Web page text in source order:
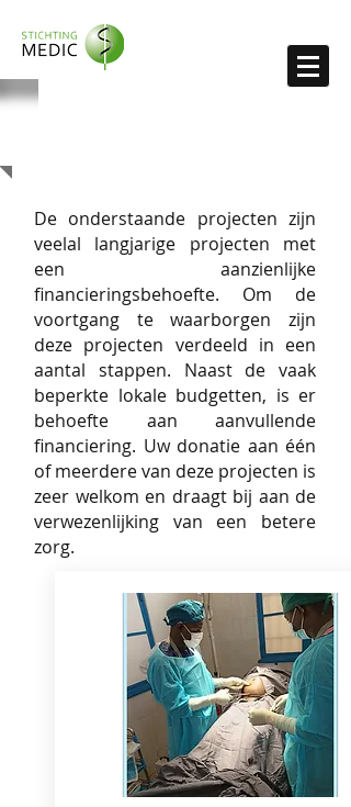
De onderstaande projecten zijn
veelal langjarige projecten met
een aanzienlijke
financieringsbehoefte. Om de
voortgang te waarborgen zijn
deze projecten verdeeld in een
aantal stappen. Naast de vaak
beperkte lokale budgetten, is er
behoefte aan aanvullende
financiering. Uw donatie aan één
of meerdere van deze projecten is
zeer welkom en draagt bij aan de
verwezenlijking van een betere
zorg.